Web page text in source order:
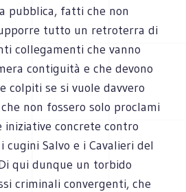
pubblica, fatti che non
tutto un retroterra di
collegamenti che vanno
contiguità e che devono
colpiti se si vuole davvero
non fossero solo proclami
iniziative concrete contro
cugini Salvo e i Cavalieri del
qui dunque un torbido
criminali convergenti, che